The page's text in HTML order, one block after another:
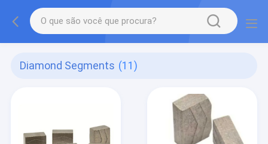
Diamond Segments (11)